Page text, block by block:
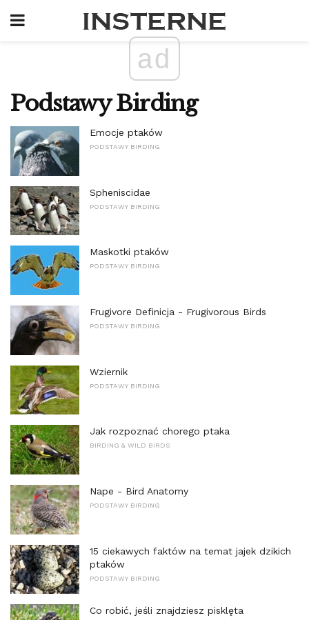
ad
Podstawy Birding
Emocje ptaków
PODSTAWY BIRDING
Spheniscidae
PODSTAWY BIRDING
Maskotki ptaków
PODSTAWY BIRDING
Frugivore Definicja - Frugivorous Birds
PODSTAWY BIRDING
Wziernik
PODSTAWY BIRDING
Jak rozpoznać chorego ptaka
BIRDING & WILD BIRDS
Nape - Bird Anatomy
PODSTAWY BIRDING
15 ciekawych faktów na temat jajek dzikich
ptaków
PODSTAWY BIRDING
Co robić, jeśli znajdziesz pisklęta